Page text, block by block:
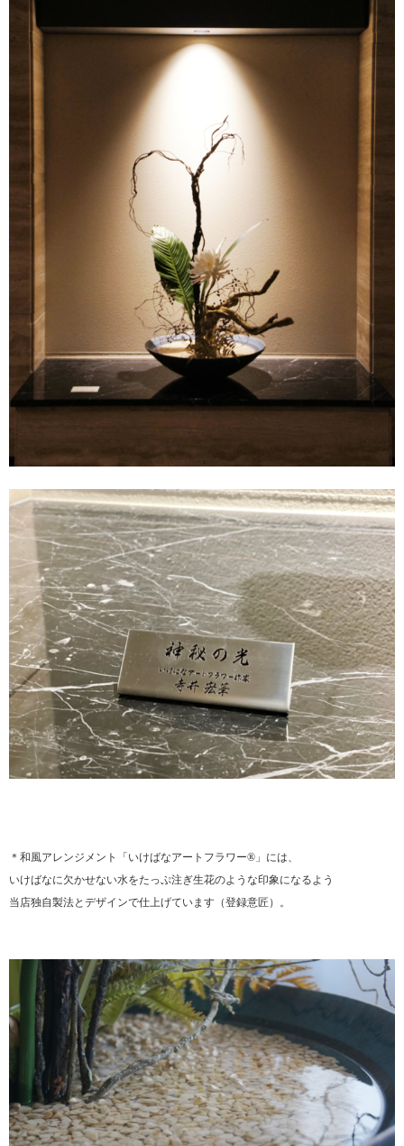
＊和風アレンジメント「いけばなアートフラワー®」には、
いけばなに欠かせない水をたっぷ注ぎ生花のような印象になるよう
当店独自製法とデザインで仕上げています（登録意匠）。